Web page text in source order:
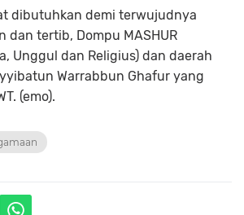
dibutuhkan demi terwujudnya
dan tertib, Dompu MASHUR
Unggul dan Religius) dan daerah
Warrabbun Ghafur yang
(emo).